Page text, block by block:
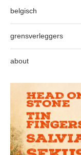
belgisch
grensverleggers
about